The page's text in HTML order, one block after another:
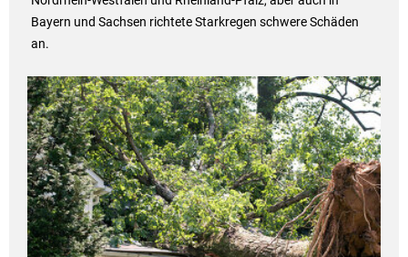
Bayern und Sachsen richtete Starkregen schwere Schäden
an.